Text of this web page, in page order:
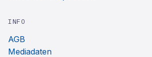
INFO
AGB
Mediadaten